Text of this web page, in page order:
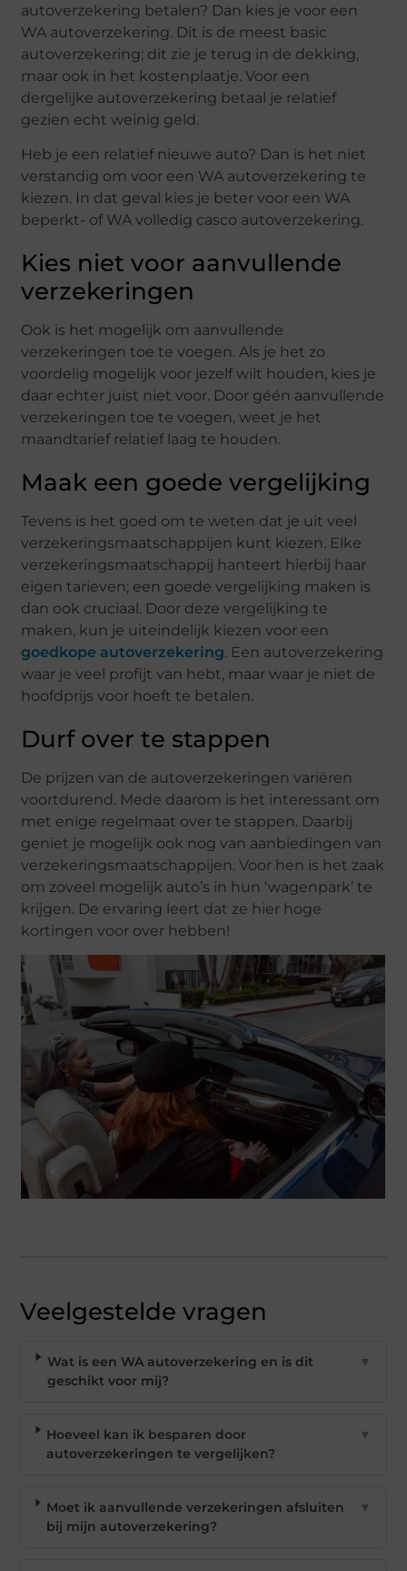
autoverzekering betalen? Dan kies je voor een
WA autoverzekering. Dit is de meest basic
autoverzekering; dit zie je terug in de dekking,
maar ook in het kostenplaatje. Voor een
dergelijke autoverzekering betaal je relatief
gezien echt weinig geld.
Heb je een relatief nieuwe auto? Dan is het niet
verstandig om voor een WA autoverzekering te
kiezen. In dat geval kies je beter voor een WA
beperkt- of WA volledig casco autoverzekering.
Kies niet voor aanvullende
verzekeringen
Ook is het mogelijk om aanvullende
verzekeringen toe te voegen. Als je het zo
voordelig mogelijk voor jezelf wilt houden, kies je
daar echter juist niet voor. Door géén aanvullende
verzekeringen toe te voegen, weet je het
maandtarief relatief laag te houden.
Maak een goede vergelijking
Tevens is het goed om te weten dat je uit veel
verzekeringsmaatschappijen kunt kiezen. Elke
verzekeringsmaatschappij hanteert hierbij haar
eigen tarieven; een goede vergelijking maken is
dan ook cruciaal. Door deze vergelijking te
maken, kun je uiteindelijk kiezen voor een
goedkope autoverzekering. Een autoverzekering
waar je veel profijt van hebt, maar waar je niet de
hoofdprijs voor hoeft te betalen.
Durf over te stappen
De prijzen van de autoverzekeringen variëren
voortdurend. Mede daarom is het interessant om
met enige regelmaat over te stappen. Daarbij
geniet je mogelijk ook nog van aanbiedingen van
verzekeringsmaatschappijen. Voor hen is het zaak
om zoveel mogelijk auto’s in hun ‘wagenpark’ te
krijgen. De ervaring leert dat ze hier hoge
kortingen voor over hebben!
Veelgestelde vragen
Wat is een WA autoverzekering en is dit
geschikt voor mij?
▼
Hoeveel kan ik besparen door
autoverzekeringen te vergelijken?
▼
Moet ik aanvullende verzekeringen afsluiten
bij mijn autoverzekering?
▼